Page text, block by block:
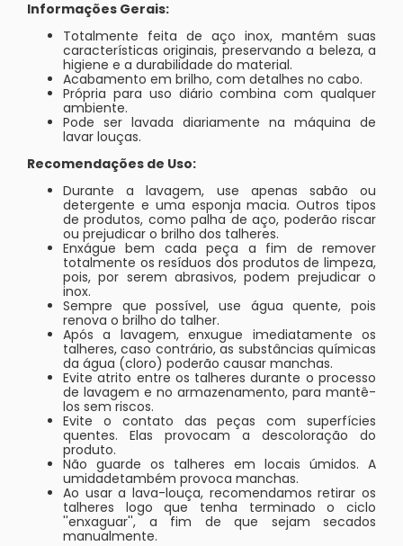
Informações Gerais:
Totalmente feita de aço inox, mantém suas
características originais, preservando a beleza, a
higiene e a durabilidade do material.
Acabamento em brilho, com detalhes no cabo.
Própria para uso diário combina com qualquer
ambiente.
Pode ser lavada diariamente na máquina de
lavar louças.
Recomendações de Uso:
Durante a lavagem, use apenas sabão ou
detergente e uma esponja macia. Outros tipos
de produtos, como palha de aço, poderão riscar
ou prejudicar o brilho dos talheres.
Enxágue bem cada peça a fim de remover
totalmente os resíduos dos produtos de limpeza,
pois, por serem abrasivos, podem prejudicar o
inox.
Sempre que possível, use água quente, pois
renova o brilho do talher.
Após a lavagem, enxugue imediatamente os
talheres, caso contrário, as substâncias químicas
da água (cloro) poderão causar manchas.
Evite atrito entre os talheres durante o processo
de lavagem e no armazenamento, para mantê-
los sem riscos.
Evite o contato das peças com superfícies
quentes. Elas provocam a descoloração do
produto.
Não guarde os talheres em locais úmidos. A
umidadetambém provoca manchas.
Ao usar a lava-louça, recomendamos retirar os
talheres logo que tenha terminado o ciclo
''enxaguar'', a fim de que sejam secados
manualmente.